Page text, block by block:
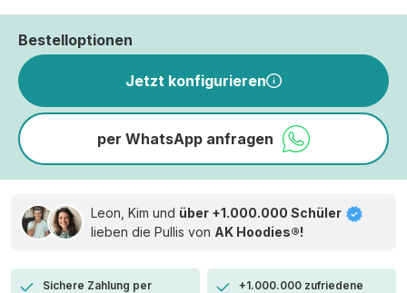
Bestelloptionen
Jetzt konfigurieren
per WhatsApp anfragen
Leon, Kim und über +1.000.000 Schüler
lieben die Pullis von AK Hoodies®!
Sichere Zahlung per
+1.000.000 zufriedene